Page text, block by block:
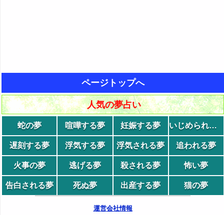
ページトップへ
人気の夢占い
蛇の夢 喧嘩する夢 妊娠する夢 いじめられる夢
遅刻する夢 浮気する夢 浮気される夢 追われる夢
火事の夢 逃げる夢 殺される夢 怖い夢
告白される夢 死ぬ夢 出産する夢 猫の夢
運営会社情報